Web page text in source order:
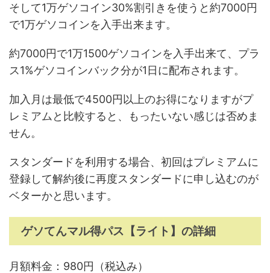
そして1万ゲソコイン30%割引きを使うと約7000円
で1万ゲソコインを入手出来ます。
約7000円で1万1500ゲソコインを入手出来て、プラ
ス1%ゲソコインバック分が1日に配布されます。
加入月は最低で4500円以上のお得になりますがプ
レミアムと比較すると、もったいない感じは否めま
せん。
スタンダードを利用する場合、初回はプレミアムに
登録して解約後に再度スタンダードに申し込むのが
ベターかと思います。
ゲソてんマル得パス【ライト】の詳細
月額料金：980円（税込み）